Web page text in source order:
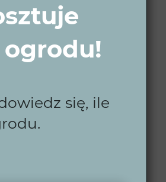
do Twoich potrzeb i
co możemy dla
się, ile